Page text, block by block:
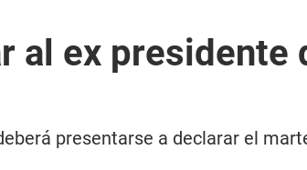
al ex presidente
presentarse a declarar el